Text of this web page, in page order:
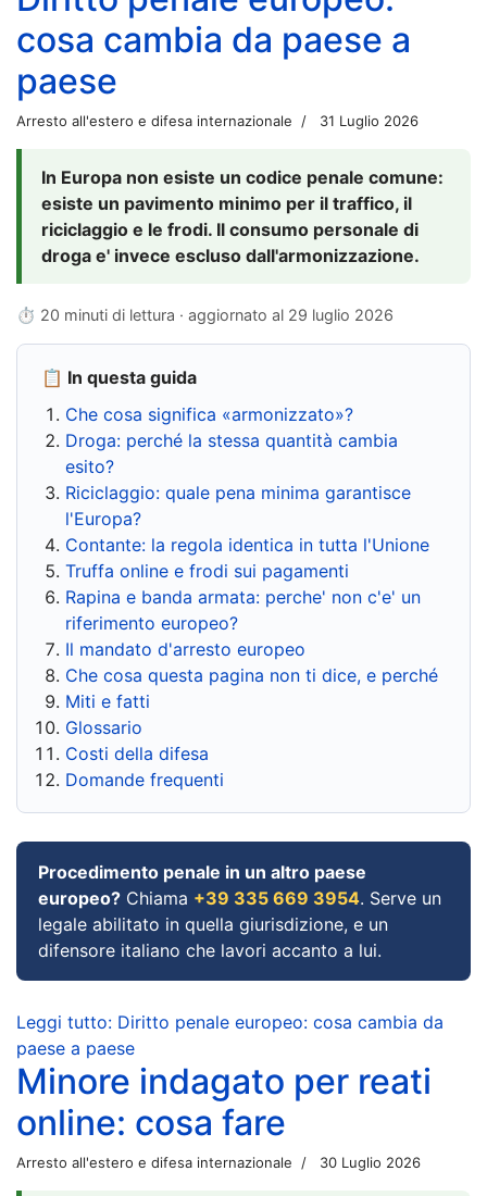
cosa cambia da paese a
paese
Arresto all'estero e difesa internazionale 31 Luglio 2026
In Europa non esiste un codice penale comune:
esiste un pavimento minimo per il traffico, il
riciclaggio e le frodi. Il consumo personale di
droga e' invece escluso dall'armonizzazione.
⏱ 20 minuti di lettura · aggiornato al 29 luglio 2026
📋 In questa guida
Che cosa significa «armonizzato»?
Droga: perché la stessa quantità cambia
esito?
Riciclaggio: quale pena minima garantisce
l'Europa?
Contante: la regola identica in tutta l'Unione
Truffa online e frodi sui pagamenti
Rapina e banda armata: perche' non c'e' un
riferimento europeo?
Il mandato d'arresto europeo
Che cosa questa pagina non ti dice, e perché
Miti e fatti
Glossario
Costi della difesa
Domande frequenti
Procedimento penale in un altro paese
europeo? Chiama +39 335 669 3954. Serve un
legale abilitato in quella giurisdizione, e un
difensore italiano che lavori accanto a lui.
Leggi tutto: Diritto penale europeo: cosa cambia da
paese a paese
Minore indagato per reati
online: cosa fare
Arresto all'estero e difesa internazionale 30 Luglio 2026